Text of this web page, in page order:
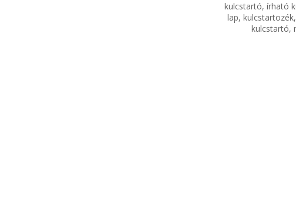
kulcstartó, írható
lap,
kulcstartó,